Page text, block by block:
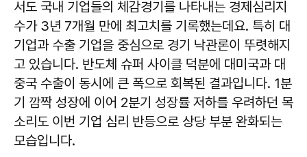
서도 국내 기업들의 체감경기를 나타내는 경제심리지
수가 3년 7개월 만에 최고치를 기록했는데요. 특히 대
기업과 수출 기업을 중심으로 경기 낙관론이 뚜렷해지
고 있습니다. 반도체 슈퍼 사이클 덕분에 대미국과 대
중국 수출이 동시에 큰 폭으로 회복된 결과입니다. 1분
기 깜짝 성장에 이어 2분기 성장률 저하를 우려하던 목
소리도 이번 기업 심리 반등으로 상당 부분 완화되는
모습입니다.